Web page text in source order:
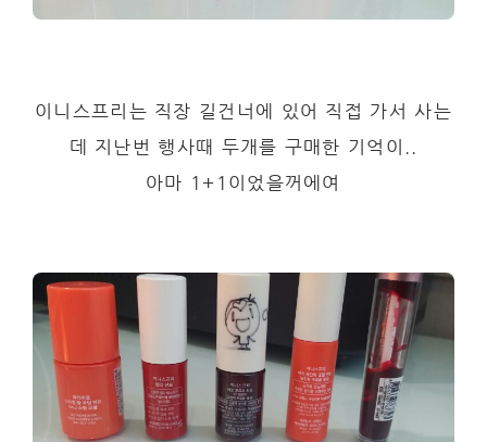
이니스프리는 직장 길건너에 있어 직접 가서 사는
데 지난번 행사때 두개를 구매한 기억이..
아마 1+1이었을꺼에여